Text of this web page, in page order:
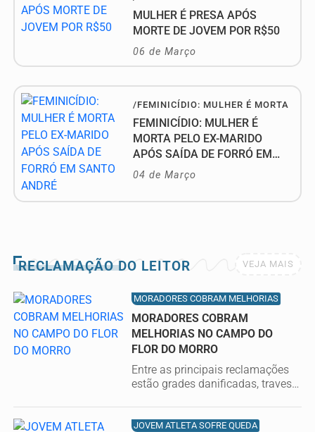
MULHER É PRESA APÓS
MORTE DE JOVEM POR R$50
06 de Março
/FEMINICÍDIO: MULHER É MORTA
FEMINICÍDIO: MULHER É
MORTA PELO EX-MARIDO
APÓS SAÍDA DE FORRÓ EM
SANTO ANDRÉ
04 de Março
RECLAMAÇÃO DO LEITOR VEJA MAIS
MORADORES COBRAM MELHORIAS
MORADORES COBRAM
MELHORIAS NO CAMPO DO
FLOR DO MORRO
Entre as principais reclamações
estão grades danificadas, traves
JOVEM ATLETA SOFRE QUEDA